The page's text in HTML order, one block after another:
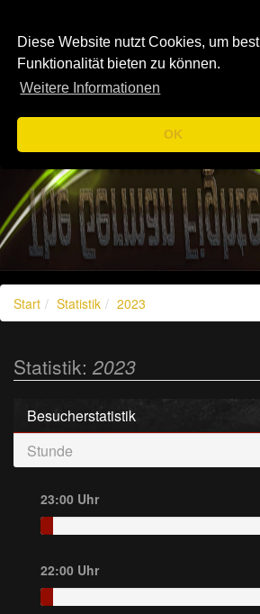
Diese Website nutzt Cookies, um
Funktionalität bieten zu können.
Weitere Informationen
OK
Previous
Start Statistik 2023
Statistik: 2023
Besucherstatistik
Stunde
23:00 Uhr
22:00 Uhr